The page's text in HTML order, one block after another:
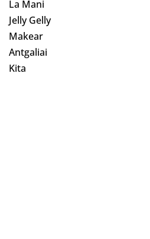
La Mani
Jelly Gelly
Makear
Antgaliai
Kita